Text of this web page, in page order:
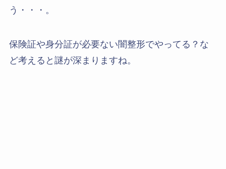
う・・・。
保険証や身分証が必要ない闇整形でやってる？な
ど考えると謎が深まりますね。